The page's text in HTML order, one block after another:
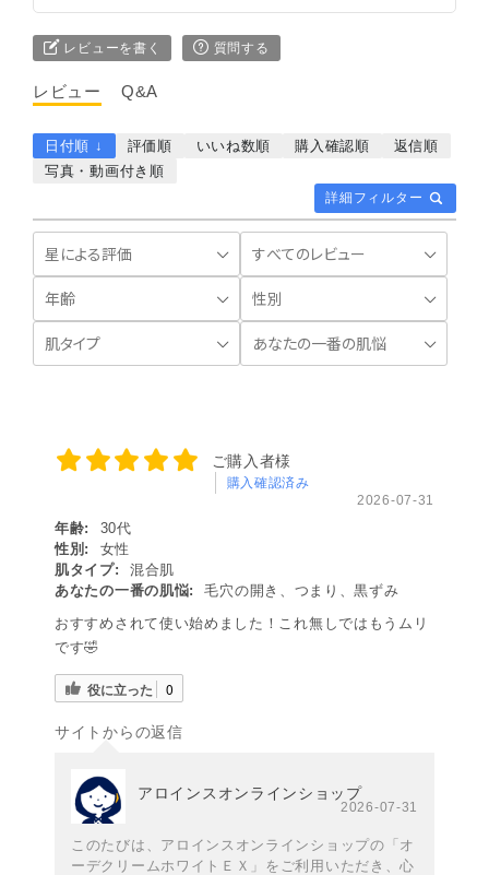
レビューを書く 質問する
レビュー Q&A
詳細フィルター
日付順 ↓ 評価順 いいね数順 購入確認順
返信順
写真・動画付き順
ご購入者様
購入確認済み
2026-07-31
年齢:
30代
性別:
女性
肌タイプ:
混合肌
あなたの一番の肌悩:
毛穴の開き、つまり、黒ずみ
おすすめされて使い始めました！これ無しではもうムリ
です🤣
役に立った 0
サイトからの返信
アロインスオンラインショップ
2026-07-31
このたびは、アロインスオンラインショップの「オ
ーデクリームホワイトＥＸ」をご利用いただき、心